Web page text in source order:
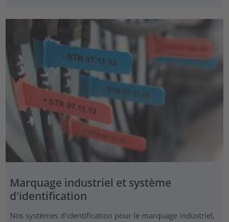
Marquage industriel et système
d'identification
Nos systèmes d'identification pour le marquage industriel,